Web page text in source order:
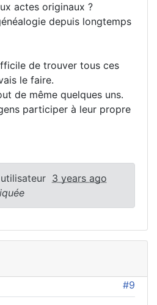
actes originaux ?
depuis longtemps
de trouver tous ces
le faire.
de même quelques uns.
participer à leur propre
3 years ago
#9